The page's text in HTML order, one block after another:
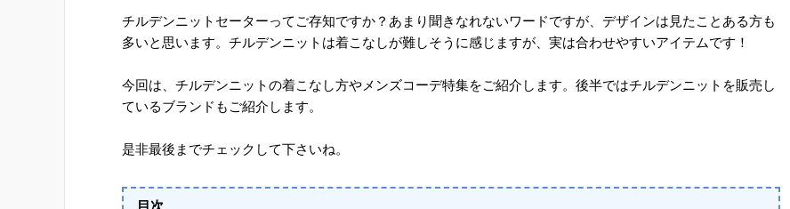
チルデンニットセーターってご存知ですか？あまり聞きなれないワードですが、デザインは見たことある方も
多いと思います。チルデンニットは着こなしが難しそうに感じますが、実は合わせやすいアイテムです！
今回は、チルデンニットの着こなし方やメンズコーデ特集をご紹介します。後半ではチルデンニットを販売し
ているブランドもご紹介します。
是非最後までチェックして下さいね。
目次